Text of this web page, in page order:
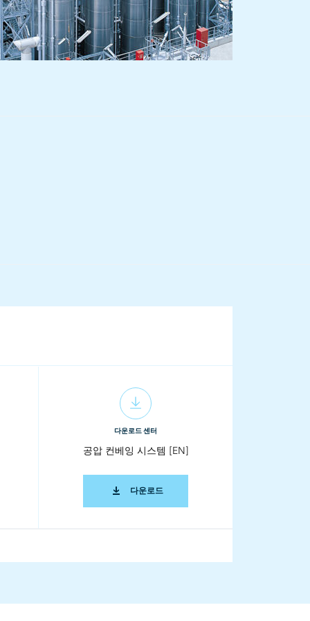
다운로드 센터
공압 컨베잉 시스템 [EN]
다운로드공압 컨베잉 시스템 [EN]